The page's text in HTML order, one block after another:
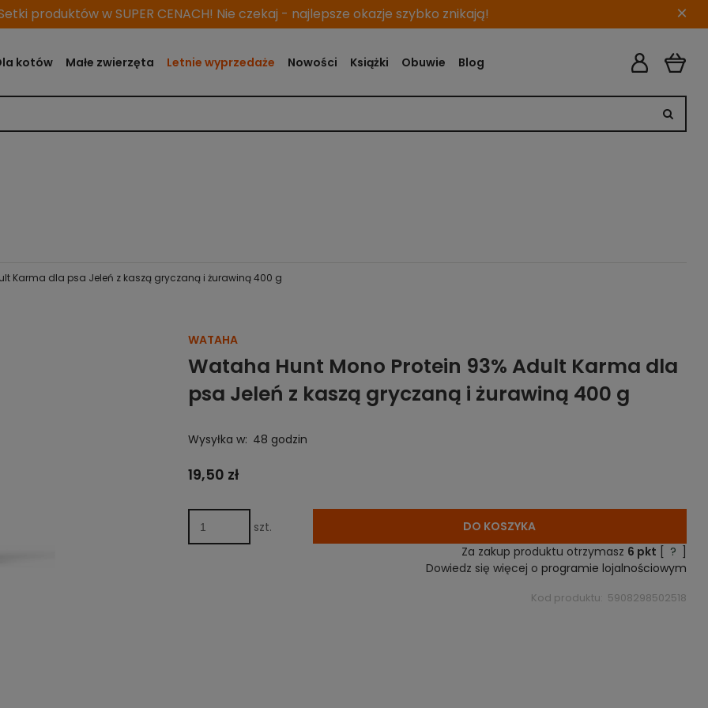
Setki produktów w SUPER CENACH! Nie czekaj - najlepsze okazje szybko znikają! ×
kotów Małe zwierzęta Letnie wyprzedaże Nowości Książki Obuwie Blog
Karma dla psa Jeleń z kaszą gryczaną i żurawiną 400 g
WATAHA
Wataha Hunt Mono Protein 93% Adult Karma dla
psa Jeleń z kaszą gryczaną i żurawiną 400 g
Wysyłka w: 48 godzin
19,50 zł
szt.
DO KOSZYKA
Za zakup produktu otrzymasz 6 pkt ?
Dowiedz się więcej oprogramie lojalnościowym
Kod produktu: 5908298502518